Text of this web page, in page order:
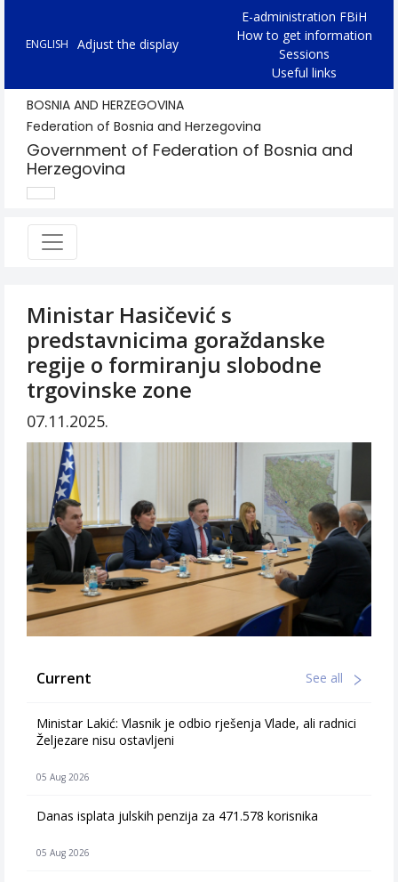
ENGLISH Adjust the display
E-administration FBiH
How to get information
Sessions
Useful links
BOSNIA AND HERZEGOVINA
Federation of Bosnia and Herzegovina
Government of Federation of Bosnia and
Herzegovina
Ministar Hasičević s
predstavnicima goraždanske
regije o formiranju slobodne
trgovinske zone
07.11.2025.
Current See all
Ministar Lakić: Vlasnik je odbio rješenja Vlade, ali radnici
Željezare nisu ostavljeni
05 Aug 2026
Danas isplata julskih penzija za 471.578 korisnika
05 Aug 2026